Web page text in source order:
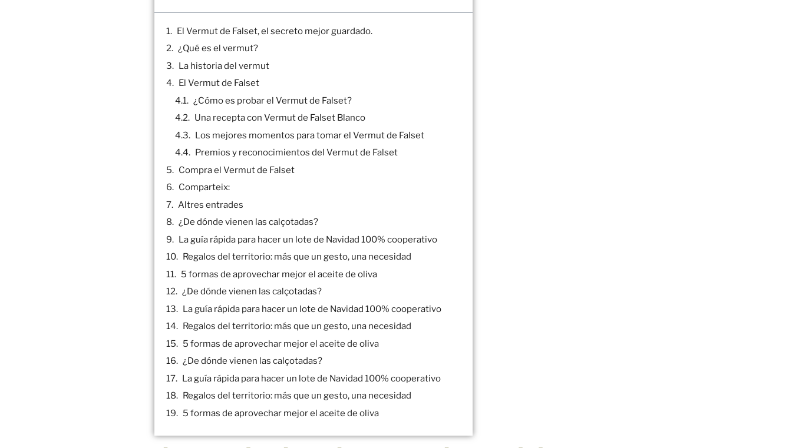
El Vermut de Falset, el secreto mejor guardado.
¿Qué es el vermut?
La historia del vermut
El Vermut de Falset
¿Cómo es probar el Vermut de Falset?
Una recepta con Vermut de Falset Blanco
Los mejores momentos para tomar el Vermut de Falset
Premios y reconocimientos del Vermut de Falset
Compra el Vermut de Falset
Comparteix:
Altres entrades
¿De dónde vienen las calçotadas?
La guía rápida para hacer un lote de Navidad 100% cooperativo
Regalos del territorio: más que un gesto, una necesidad
5 formas de aprovechar mejor el aceite de oliva
¿De dónde vienen las calçotadas?
La guía rápida para hacer un lote de Navidad 100% cooperativo
Regalos del territorio: más que un gesto, una necesidad
5 formas de aprovechar mejor el aceite de oliva
¿De dónde vienen las calçotadas?
La guía rápida para hacer un lote de Navidad 100% cooperativo
Regalos del territorio: más que un gesto, una necesidad
5 formas de aprovechar mejor el aceite de oliva